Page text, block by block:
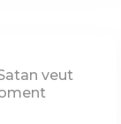
veut